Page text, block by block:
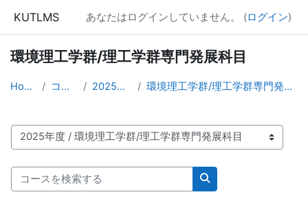
KUTLMS あなたはログインしていません。 (ログイン)
環境理工学群/理工学群専門発展科目
Home コース 2025年度 環境理工学群/理工学群専門発展科目
コースカテゴリ
コースを検索する
コースを検索する